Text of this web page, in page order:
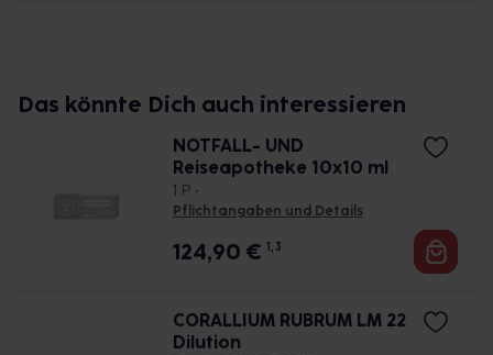
Das könnte Dich auch interessieren
NOTFALL- UND
Reiseapotheke 10x10 ml
1 P •
Pflichtangaben und Details
124,90 € 1, 3
CORALLIUM RUBRUM LM 22
Dilution